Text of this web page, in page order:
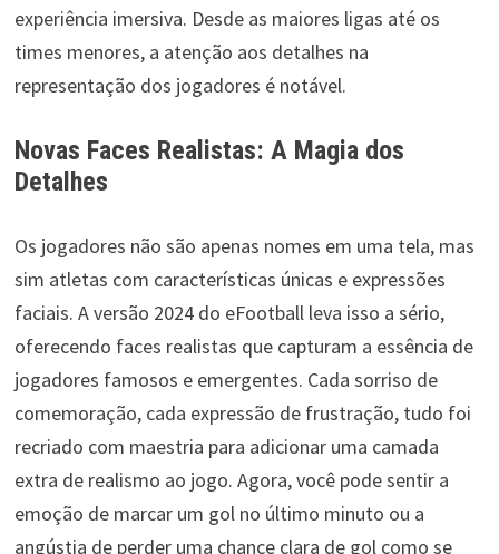
experiência imersiva. Desde as maiores ligas até os
times menores, a atenção aos detalhes na
representação dos jogadores é notável.
Novas Faces Realistas: A Magia dos
Detalhes
Os jogadores não são apenas nomes em uma tela, mas
sim atletas com características únicas e expressões
faciais. A versão 2024 do eFootball leva isso a sério,
oferecendo faces realistas que capturam a essência de
jogadores famosos e emergentes. Cada sorriso de
comemoração, cada expressão de frustração, tudo foi
recriado com maestria para adicionar uma camada
extra de realismo ao jogo. Agora, você pode sentir a
emoção de marcar um gol no último minuto ou a
angústia de perder uma chance clara de gol como se